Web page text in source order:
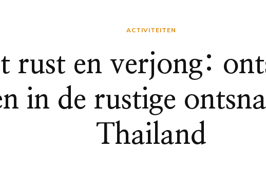
ACTIVITEITEN
rust en verjong:
in de rustige
Thailand